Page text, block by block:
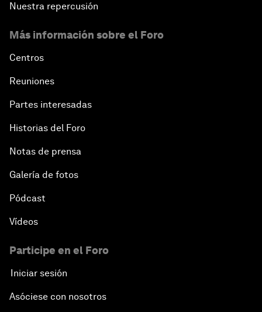
Nuestra repercusión
Más información sobre el Foro
Centros
Reuniones
Partes interesadas
Historias del Foro
Notas de prensa
Galería de fotos
Pódcast
Vídeos
Participe en el Foro
Iniciar sesión
Asóciese con nosotros